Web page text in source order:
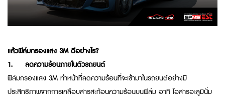
แล้วฟิล์มกรองแสง 3M ดีอย่างไร?
1.
ลดความร้อนภายในตัวรถยนต์
ฟิล์มกรองแสง 3M ทำหน้าที่ลดความร้อนที่จะเข้ามาในรถยนต์อย่างมี
ประสิทธิภาพจากการเคลือบสารสะท้อนความร้อนบนฟิล์ม อาทิ ไอสารอะลูมินั่ม